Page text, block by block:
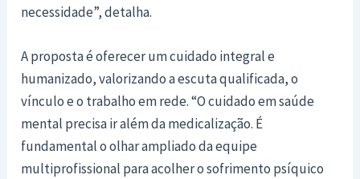
necessidade”, detalha.
A proposta é oferecer um cuidado integral e
humanizado, valorizando a escuta qualificada, o
vínculo e o trabalho em rede. “O cuidado em saúde
mental precisa ir além da medicalização. É
fundamental o olhar ampliado da equipe
multiprofissional para acolher o sofrimento psíquico